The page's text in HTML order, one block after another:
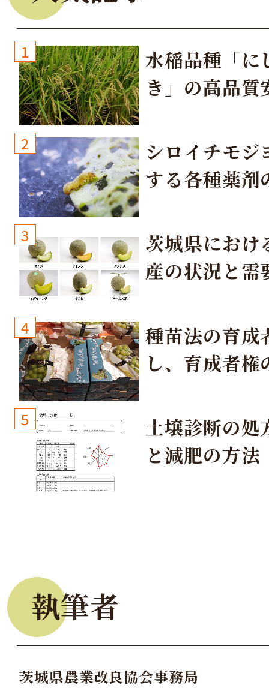
1
水稲品種「に
き」の高品質
2
シロイチモジ
する各種薬剤
3
茨城県におけ
産の状況と需
4
種苗法の育成
し、育成者権
しょう！
5
土壌診断の処
と減肥の方法
執筆者
茨城県農業改良協会事務局